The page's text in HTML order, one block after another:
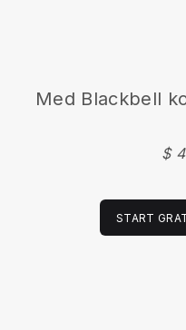
Med Blackbell
$
START